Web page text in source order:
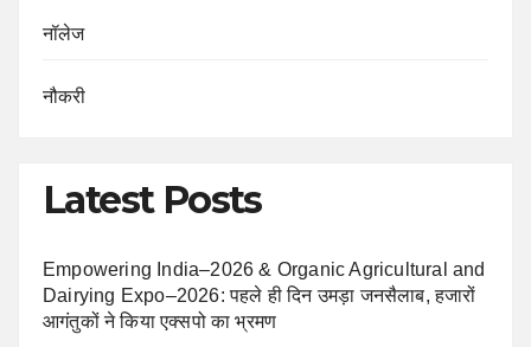
नॉलेज
नौकरी
Latest Posts
Empowering India–2026 & Organic Agricultural and
Dairying Expo–2026: पहले ही दिन उमड़ा जनसैलाब, हजारों
आगंतुकों ने किया एक्सपो का भ्रमण